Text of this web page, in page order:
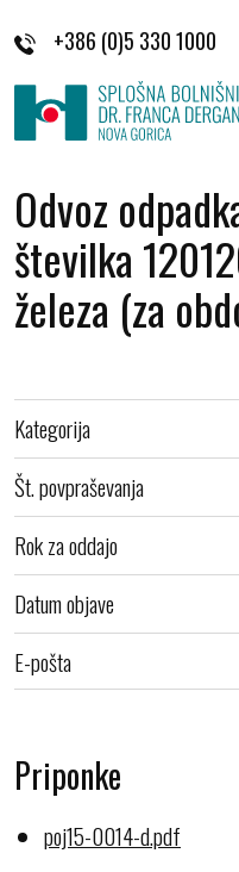
+386 (0)5 330 1000
Odvoz
številka
železa (za
Kategorija
Št. povpraševanja
Rok za oddajo
Datum objave
E-pošta
Priponke
poj15-0014-d.pdf